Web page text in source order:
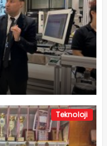
Teknoloji